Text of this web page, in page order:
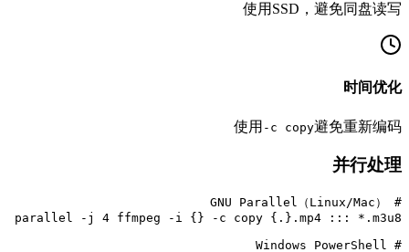
使用SSD，避免同盘读写
时间优化
使用 -c copy避免重新编码
并行处理